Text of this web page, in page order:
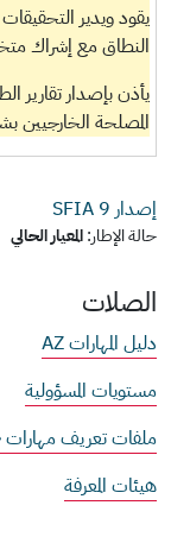
يقود ويدير التحقيقات
النطاق مع إشراك
يأذن بإصدار
المصلحة الخارجيين
إصدار SFIA 9
حالة الإطار:المعيار الحالي
الصلات
دليل المهارات AZ
مستويات المسؤولية
ملفات تعريف مهارات
هيئات المعرفة